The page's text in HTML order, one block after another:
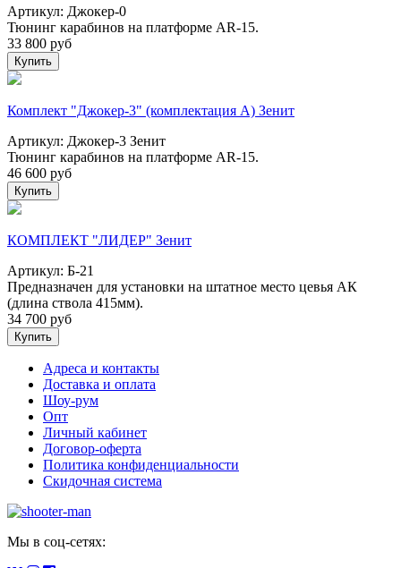
Артикул: Джокер-0
Тюнинг карабинов на платформе AR-15.
33 800 руб
Купить
Комплект "Джокер-3" (комплектация А) Зенит
Артикул: Джокер-3 Зенит
Тюнинг карабинов на платформе AR-15.
46 600 руб
Купить
КОМПЛЕКТ "ЛИДЕР" Зенит
Артикул: Б-21
Предназначен для установки на штатное место цевья АК
(длина ствола 415мм).
34 700 руб
Купить
Адреса и контакты
Доставка и оплата
Шоу-рум
Опт
Личный кабинет
Договор-оферта
Политика конфиденциальности
Скидочная система
Мы в соц-сетях: